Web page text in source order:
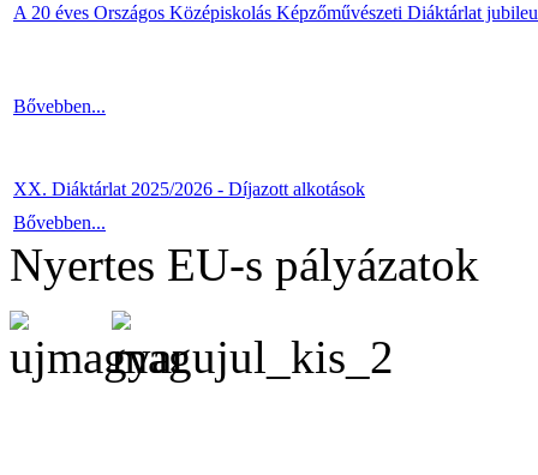
A 20 éves Országos Középiskolás Képzőművészeti Diáktárlat
Bővebben...
XX. Diáktárlat 2025/2026 - Díjazott alkotások
Bővebben...
Nyertes EU-s pályázatok